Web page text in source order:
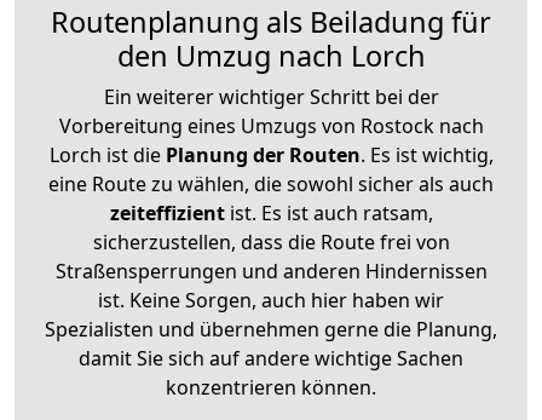
Routenplanung als Beiladung für
den Umzug nach Lorch
Ein weiterer wichtiger Schritt bei der
Vorbereitung eines Umzugs von Rostock nach
Lorch ist diePlanung der Routen. Es ist wichtig,
eine Route zu wählen, die sowohl sicher als auch
zeiteffizientist. Es ist auch ratsam,
sicherzustellen, dass die Route frei von
Straßensperrungen und anderen Hindernissen
ist. Keine Sorgen, auch hier haben wir
Spezialisten und übernehmen gerne die Planung,
damit Sie sich auf andere wichtige Sachen
konzentrieren können.